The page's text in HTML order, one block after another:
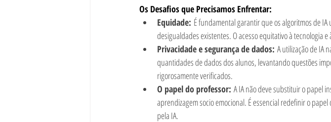
Os Desafios que Precisamos Enfrentar:
Equidade: É fundamental garantir que os algoritmos de
desigualdades existentes. O acesso equitativo à tecnologia
Privacidade e segurança de dados: A utilização de IA
quantidades de dados dos alunos, levantando questões
rigorosamente verificados.
O papel do professor: A IA não deve substituir o papel
aprendizagem socio emocional. É essencial redefinir o
pela IA.